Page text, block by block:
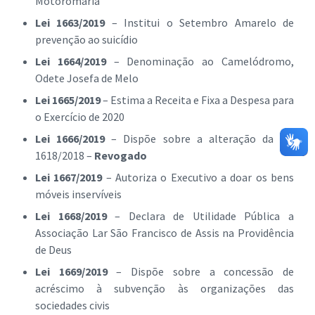
Lei 1663/2019– Institui o Setembro Amarelo de
prevenção ao suicídio
Lei 1664/2019– Denominação ao Camelódromo,
Odete Josefa de Melo
Lei 1665/2019– Estima a Receita e Fixa a Despesa para
o Exercício de 2020
Lei 1666/2019– Dispõe sobre a alteração da Lei
1618/2018 – Revogado
Lei 1667/2019– Autoriza o Executivo a doar os bens
móveis inservíveis
Lei 1668/2019– Declara de Utilidade Pública a
Associação Lar São Francisco de Assis na Providência
de Deus
Lei 1669/2019– Dispõe sobre a concessão de
acréscimo à subvenção às organizações das
sociedades civis